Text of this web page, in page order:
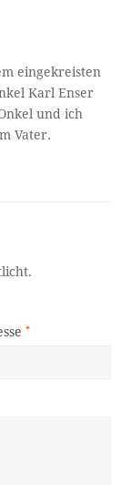
eingekreisten
Karl Enser
und ich
Vater.
*